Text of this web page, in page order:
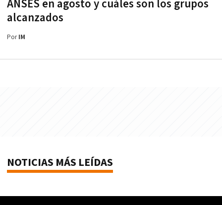
ANSES en agosto y cuáles son los grupos
alcanzados
PorIM
NOTICIAS MÁS LEÍDAS